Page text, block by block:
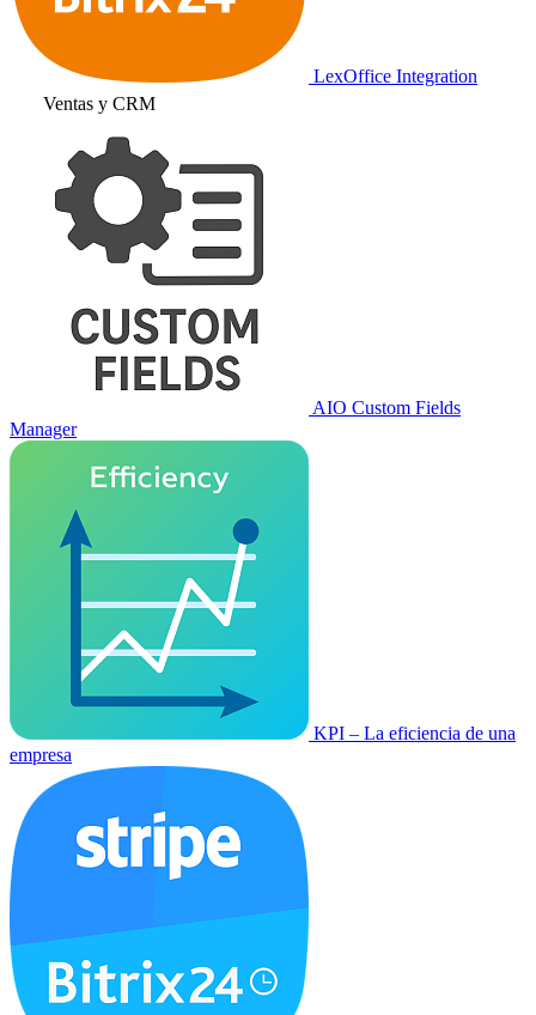
LexOffice Integration
Ventas y CRM
AIO Custom Fields
Manager
KPI – La eficiencia de una
empresa